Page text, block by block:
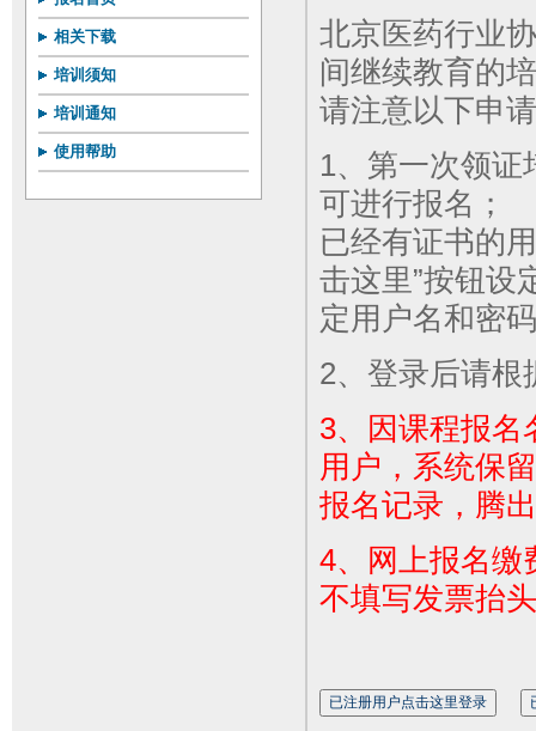
相关下载
培训须知
培训通知
使用帮助
北京医药行业
间继续教育的
请注意以下申
1、第一次领证
可进行报名；
已经有证书的
击这里”按钮设
定用户名和密
2、登录后请根
3、因课程报名
用户，系统保
报名记录，腾
4、网上报名缴
不填写发票抬